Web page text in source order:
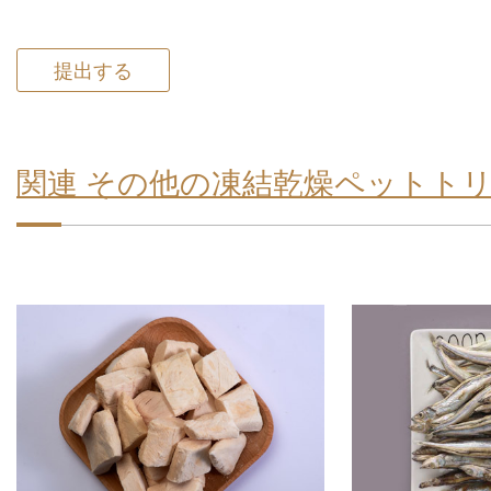
提出する
関連 その他の凍結乾燥ペットト